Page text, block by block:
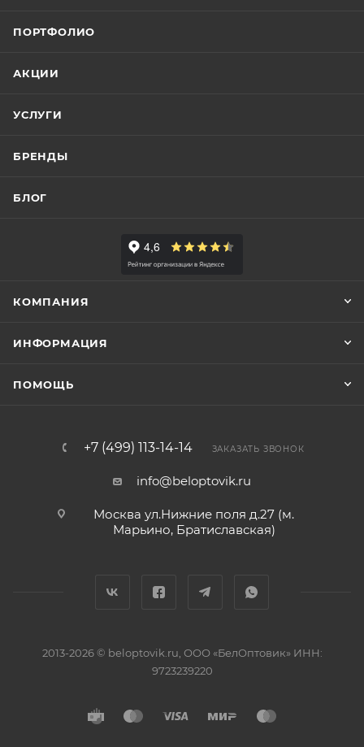
ПОРТФОЛИО
АКЦИИ
УСЛУГИ
БРЕНДЫ
БЛОГ
КОМПАНИЯ
ИНФОРМАЦИЯ
ПОМОЩЬ
+7 (499) 113-14-14 ЗАКАЗАТЬ ЗВОНОК
info@beloptovik.ru
Москва ул.Нижние поля д.27 (м.
Марьино, Братиславская)
2013-2026 © beloptovik.ru, ООО «БелОптовик» ИНН:
9723239220